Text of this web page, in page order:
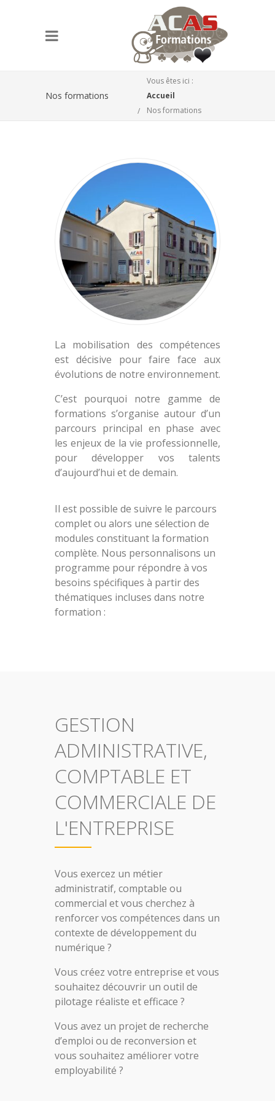
Nos formations
Vous êtes ici :
Accueil
Nos formations
La mobilisation des compétences
est décisive pour faire face aux
évolutions de notre environnement.
C’est pourquoi notre gamme de
formations s’organise autour d’un
parcours principal en phase avec
les enjeux de la vie professionnelle,
pour développer vos talents
d’aujourd’hui et de demain.
Il est possible de suivre le parcours
complet ou alors une sélection de
modules constituant la formation
complète. Nous personnalisons un
programme pour répondre à vos
besoins spécifiques à partir des
thématiques incluses dans notre
formation :
GESTION
ADMINISTRATIVE,
COMPTABLE ET
COMMERCIALE DE
L'ENTREPRISE
Vous exercez un métier
administratif, comptable ou
commercial et vous cherchez à
renforcer vos compétences dans un
contexte de développement du
numérique ?
Vous créez votre entreprise et vous
souhaitez découvrir un outil de
pilotage réaliste et efficace ?
Vous avez un projet de recherche
d’emploi ou de reconversion et
vous souhaitez améliorer votre
employabilité ?